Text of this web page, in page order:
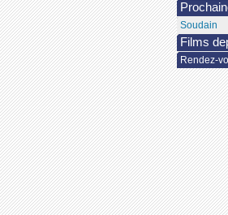
Soudain
Films
Rendez-